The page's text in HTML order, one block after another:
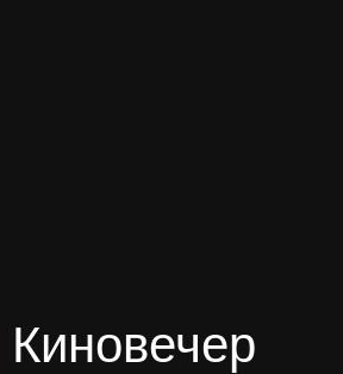
Киновечер